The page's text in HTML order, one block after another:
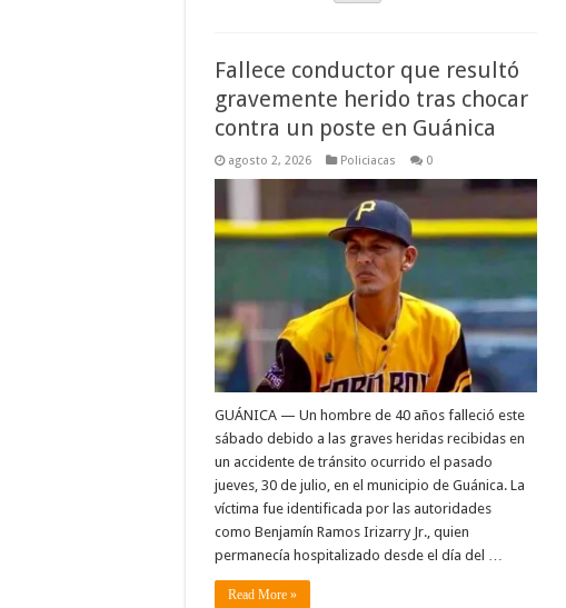
Fallece conductor que resultó
gravemente herido tras chocar
contra un poste en Guánica
agosto 2, 2026 Policiacas 0
GUÁNICA — Un hombre de 40 años falleció este
sábado debido a las graves heridas recibidas en
un accidente de tránsito ocurrido el pasado
jueves, 30 de julio, en el municipio de Guánica. La
víctima fue identificada por las autoridades
como Benjamín Ramos Irizarry Jr., quien
permanecía hospitalizado desde el día del …
Read More »